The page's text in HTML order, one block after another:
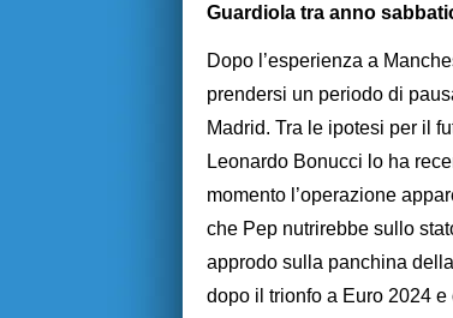
Guardiola tra anno
Dopo l’esperienza a
prendersi un periodo di
Madrid. Tra le ipotesi per il
Leonardo Bonucci lo ha
momento l’operazione
che Pep nutrirebbe sullo
approdo sulla panchina
dopo il trionfo a Euro 2024